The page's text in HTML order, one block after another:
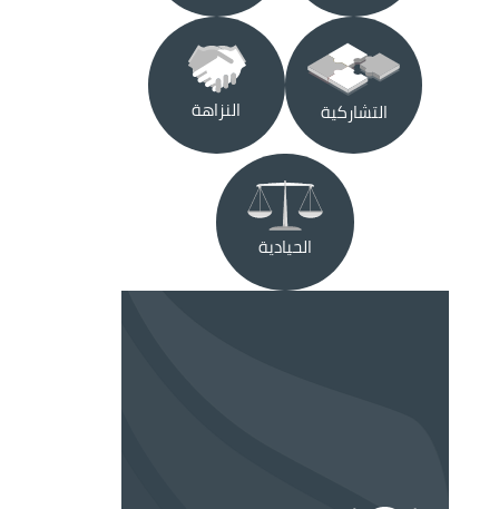
الصورة
التشاركية
الصورة
النزاهة
الصورة
الحيادية